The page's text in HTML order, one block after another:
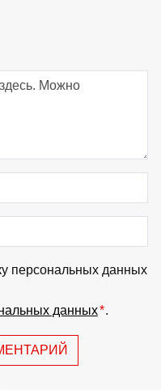
персональных данных
данных*.